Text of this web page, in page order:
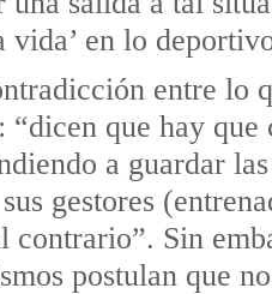
vida’ en lo
entre lo
“dicen que hay
a guardar
gestores
contrario”. Sin
postulan que